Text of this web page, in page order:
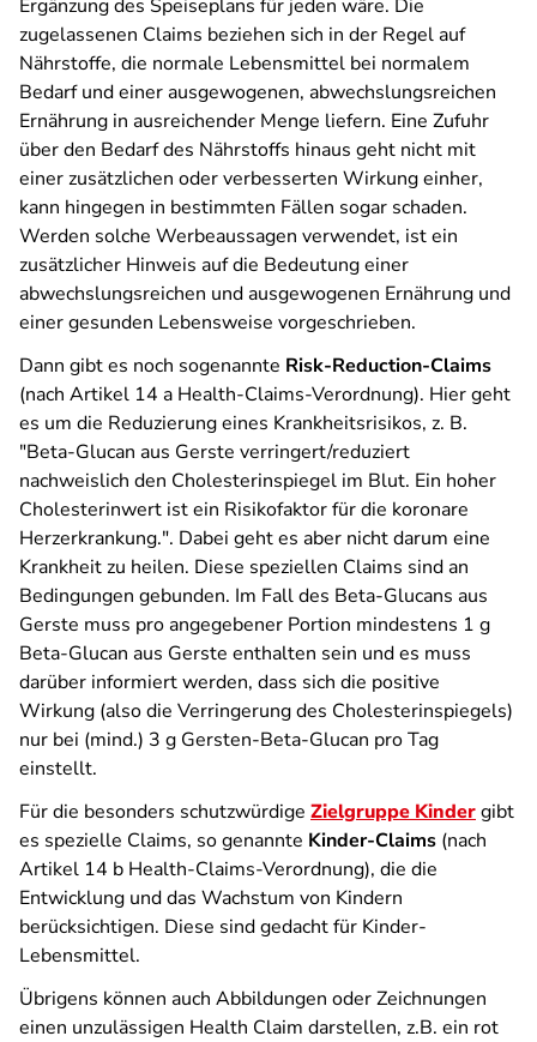
Ergänzung des Speiseplans für jeden wäre. Die
zugelassenen Claims beziehen sich in der Regel auf
Nährstoffe, die normale Lebensmittel bei normalem
Bedarf und einer ausgewogenen, abwechslungsreichen
Ernährung in ausreichender Menge liefern. Eine Zufuhr
über den Bedarf des Nährstoffs hinaus geht nicht mit
einer zusätzlichen oder verbesserten Wirkung einher,
kann hingegen in bestimmten Fällen sogar schaden.
Werden solche Werbeaussagen verwendet, ist ein
zusätzlicher Hinweis auf die Bedeutung einer
abwechslungsreichen und ausgewogenen Ernährung und
einer gesunden Lebensweise vorgeschrieben.
Dann gibt es noch sogenannte Risk-Reduction-Claims
(nach Artikel 14 a Health-Claims-Verordnung). Hier geht
es um die Reduzierung eines Krankheitsrisikos, z. B.
"Beta-Glucan aus Gerste verringert/reduziert
nachweislich den Cholesterinspiegel im Blut. Ein hoher
Cholesterinwert ist ein Risikofaktor für die koronare
Herzerkrankung.". Dabei geht es aber nicht darum eine
Krankheit zu heilen. Diese speziellen Claims sind an
Bedingungen gebunden. Im Fall des Beta-Glucans aus
Gerste muss pro angegebener Portion mindestens 1 g
Beta-Glucan aus Gerste enthalten sein und es muss
darüber informiert werden, dass sich die positive
Wirkung (also die Verringerung des Cholesterinspiegels)
nur bei (mind.) 3 g Gersten-Beta-Glucan pro Tag
einstellt.
Für die besonders schutzwürdige Zielgruppe Kindergibt
es spezielle Claims, so genannte Kinder-Claims (nach
Artikel 14 b Health-Claims-Verordnung), die die
Entwicklung und das Wachstum von Kindern
berücksichtigen. Diese sind gedacht für Kinder-
Lebensmittel.
Übrigens können auch Abbildungen oder Zeichnungen
einen unzulässigen Health Claim darstellen, z.B. ein rot